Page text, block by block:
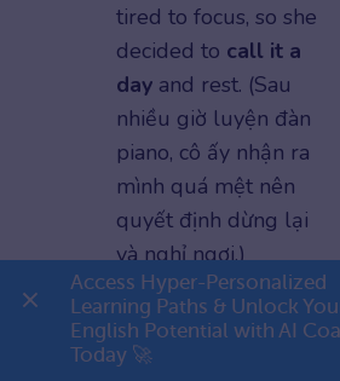
tired to focus, so she
decided to call it a
day and rest. (Sau
nhiều giờ luyện đàn
piano, cô ấy nhận ra
mình quá mệt nên
quyết định dừng lại
và nghỉ ngơi.)
Bảng so sánh call it a day
👉 Premium 1 năm
Access Hyper-Personalized
Learning Paths & Unlock
English Potential with AI
Today 🚀